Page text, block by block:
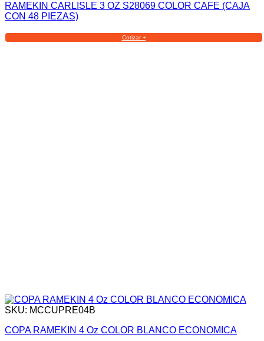
RAMEKIN CARLISLE 3 OZ S28069 COLOR CAFE (CAJA
CON 48 PIEZAS)
Cotizar +
SKU: MCCUPRE04B
COPA RAMEKIN 4 Oz COLOR BLANCO ECONOMICA